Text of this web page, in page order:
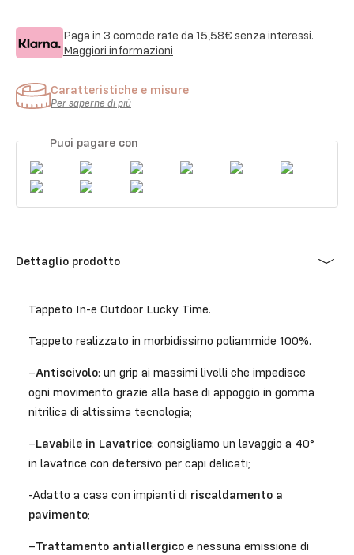
Paga in 3 comode rate da 15,58€ senza interessi.
Maggiori informazioni
Caratteristiche e misure
Per saperne di più
Puoi pagare con
Dettaglio prodotto
Tappeto In-e Outdoor Lucky Time.
Tappeto realizzato in morbidissimo poliammide 100%.
–Antiscivolo: un grip ai massimi livelli che impedisce
ogni movimento grazie alla base di appoggio in gomma
nitrilica di altissima tecnologia;
–Lavabile in Lavatrice: consigliamo un lavaggio a 40°
in lavatrice con detersivo per capi delicati;
-Adatto a casa con impianti di riscaldamento a
pavimento;
–Trattamento antiallergico e nessuna emissione di